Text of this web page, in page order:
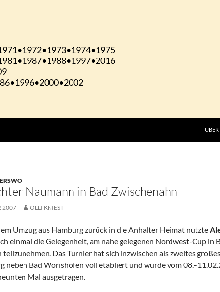
ÜBER
Naumann in Bad Zwischenahn
2007 OLLI KNIEST
Umzug aus Hamburg zurück in die Anhalter Heimat nutzte
einmal die Gelegenheit, am nahe gelegenen Nordwest-Cup in
teilzunehmen. Das Turnier hat sich inzwischen als zweites
neben Bad Wörishofen voll etabliert und wurde vom
Mal ausgetragen.